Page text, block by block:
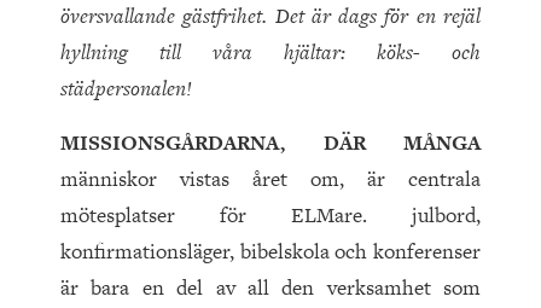
översvallande gästfrihet. Det är dags för en rejäl
hyllning till våra hjältar: köks- och
städpersonalen!
MISSIONSGÅRDARNA, DÄR MÅNGA
människor vistas året om, är centrala
mötesplatser för ELMare. julbord,
konfirmationsläger, bibelskola och konferenser
är bara en del av all den verksamhet som